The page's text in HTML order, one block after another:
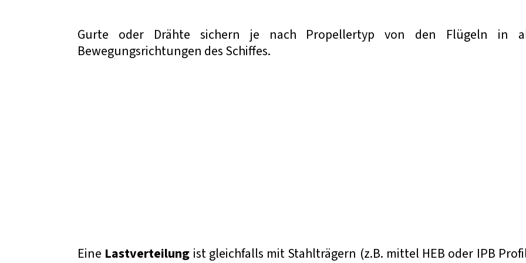
Gurte oder Drähte sichern je nach Propellertyp von den Flügeln in
Bewegungsrichtungen des Schiffes.
Eine Lastverteilung ist gleichfalls mit Stahlträgern (z.B. mittel HEB oder IPB